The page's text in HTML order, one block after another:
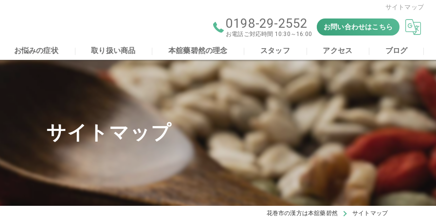
サイトマップ
0198-29-2552
お電話ご対応時間 10:30～16:00
お問い合わせはこちら
お悩みの症状 取り扱い商品 本舘藥碧然の理念
花巻市の漢方・本舘藥碧然 の口コミ情報
花巻市の漢方・本舘藥碧然の評判
花巻市の漢方・本舘藥碧然のお客様の声
スタッフ アクセス ブログ
サイトマップ
花巻市の漢方は本舘藥碧然 サイトマップ